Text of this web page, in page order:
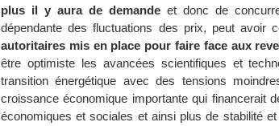
plus il y aura de demande et donc de
dépendante des fluctuations des prix, peut avoir
autoritaires mis en place pour faire face aux
être optimiste les avancées scientifiques et
transition énergétique avec des tensions
croissance économique importante qui financerait
économiques et sociales et ainsi plus de stabilité